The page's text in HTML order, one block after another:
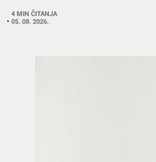
4 MIN ČITANJA
05. 08. 2026.